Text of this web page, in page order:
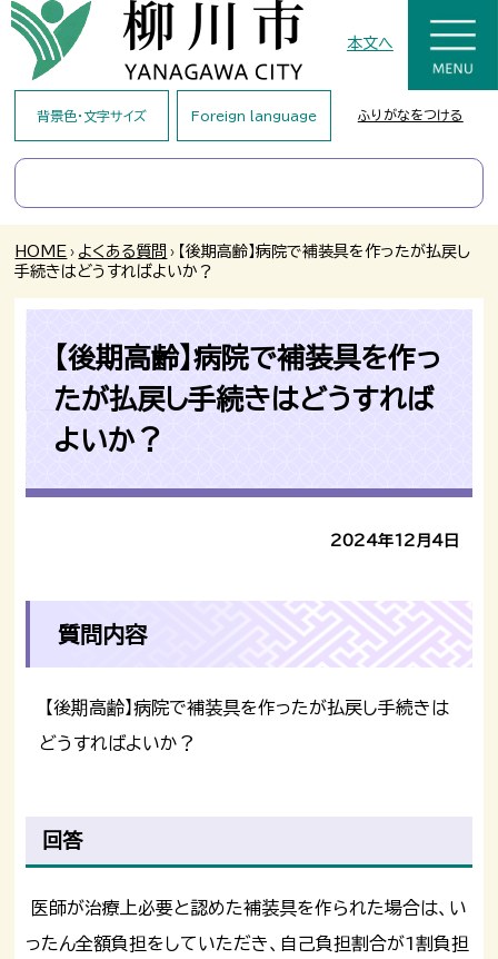
本文へ
背景色・文字サイズ Foreign language ふりがなをつける
HOME › よくある質問 › 【後期高齢】病院で補装具を作ったが払戻し
手続きはどうすればよいか？
【後期高齢】病院で補装具を作っ
たが払戻し手続きはどうすれば
よいか？
2024年12月4日
質問内容
【後期高齢】病院で補装具を作ったが払戻し手続きは
どうすればよいか？
回答
医師が治療上必要と認めた補装具を作られた場合は、い
ったん全額負担をしていただき、自己負担割合が1割負担